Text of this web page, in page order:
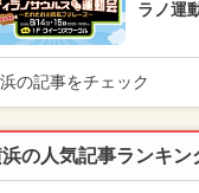
ラノ運
の記事をチェック
の人気記事ランキン